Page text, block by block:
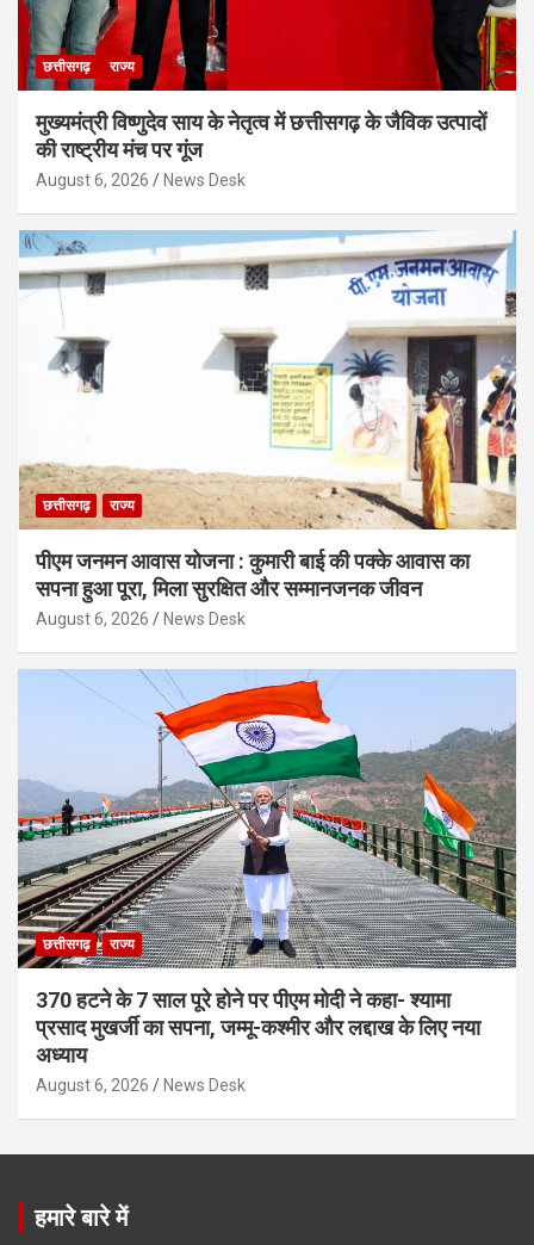
छत्तीसगढ़ राज्य
मुख्यमंत्री विष्णुदेव साय के नेतृत्व में छत्तीसगढ़ के जैविक उत्पादों
की राष्ट्रीय मंच पर गूंज
August 6, 2026 News Desk
छत्तीसगढ़ राज्य
पीएम जनमन आवास योजना : कुमारी बाई की पक्के आवास का
सपना हुआ पूरा, मिला सुरक्षित और सम्मानजनक जीवन
August 6, 2026 News Desk
छत्तीसगढ़ राज्य
370 हटने के 7 साल पूरे होने पर पीएम मोदी ने कहा- श्यामा
प्रसाद मुखर्जी का सपना, जम्मू-कश्मीर और लद्दाख के लिए नया
अध्याय
August 6, 2026 News Desk
हमारे बारे में